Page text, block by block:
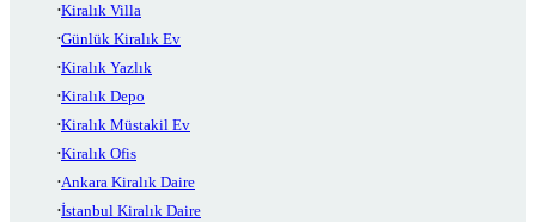
Kiralık Villa
Günlük Kiralık Ev
Kiralık Yazlık
Kiralık Depo
Kiralık Müstakil Ev
Kiralık Ofis
Ankara Kiralık Daire
İstanbul Kiralık Daire